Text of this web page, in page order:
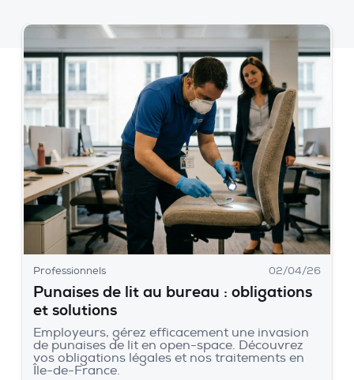
Professionnels 02/04/26
Punaises de lit au bureau : obligations
et solutions
Employeurs, gérez efficacement une invasion
de punaises de lit en open-space. Découvrez
vos obligations légales et nos traitements en
Île-de-France.